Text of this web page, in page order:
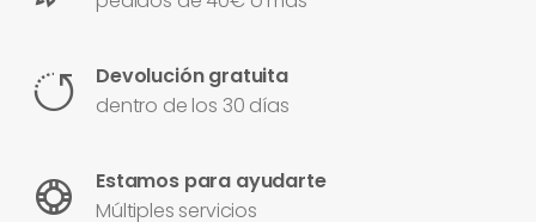
Devolución gratuita
dentro de los 30 días
Estamos para ayudarte
Múltiples servicios